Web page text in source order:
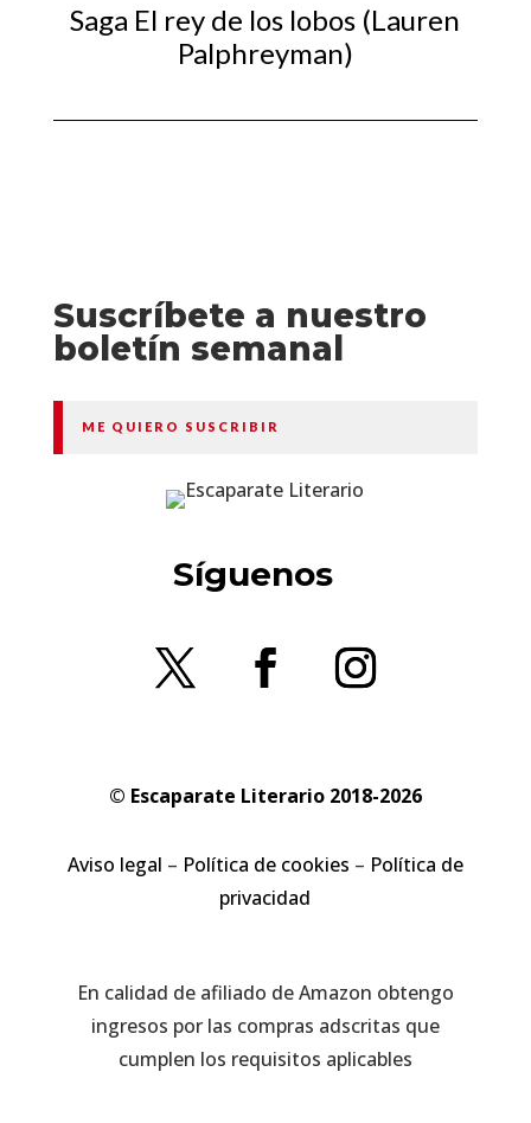
Saga El rey de los lobos (Lauren
Palphreyman)
Suscríbete a nuestro
boletín semanal
ME QUIERO SUSCRIBIR
Síguenos
© Escaparate Literario 2018-2026
Aviso legal – Política de cookies – Política de
privacidad
En calidad de afiliado de Amazon obtengo
ingresos por las compras adscritas que
cumplen los requisitos aplicables